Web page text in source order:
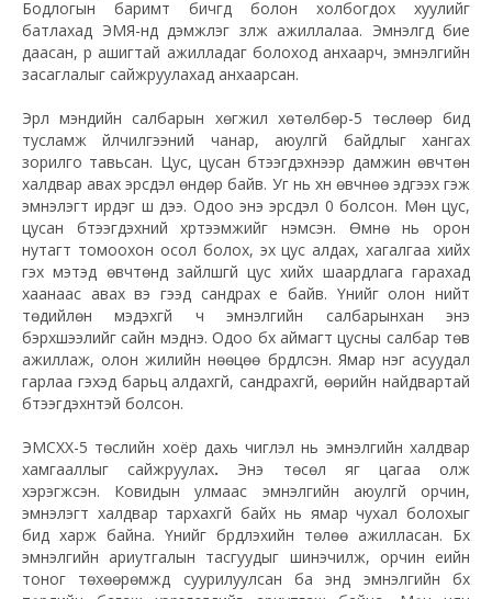
Бодлогын баримт бичгүүд болон холбогдох хуулийг
батлахад ЭМЯ-нд дэмжлэг үзүүлж ажиллалаа. Эмнэлгүүд бие
даасан, үр ашигтай ажилладаг болоход анхаарч, эмнэлгийн
засаглалыг сайжруулахад анхаарсан.
Эрүүл мэндийн салбарын хөгжил хөтөлбөр-5 төслөөр бид
тусламж үйлчилгээний чанар, аюулгүй байдлыг хангах
зорилго тавьсан. Цус, цусан бүтээгдэхүүнээр дамжин өвчтөн
халдвар авах эрсдэл өндөр байв. Уг нь хүн өвчнөө эдгээх гэж
эмнэлэгт ирдэг шүү дээ. Одоо энэ эрсдэл 0 болсон. Мөн цус,
цусан бүтээгдэхүүний хүртээмжийг нэмсэн. Өмнө нь орон
нутагт томоохон осол болох, эх цус алдах, хагалгаа хийх
гэх мэтэд өвчтөнд зайлшгүй цус хийх шаардлага гарахад
хаанаас авах вэ гээд сандрах үе байв. Үүнийг олон нийт
төдийлөн мэдэхгүй ч эмнэлгийн салбарынхан энэ
бэрхшээлийг сайн мэднэ. Одоо бүх аймагт цусны салбар төв
ажиллаж, олон жилийн нөөцөө бүрдүүлсэн. Ямар нэг асуудал
гарлаа гэхэд барьц алдахгүй, сандрахгүй, өөрийн найдвартай
бүтээгдэхүүнтэй болсон.
ЭМСХХ-5 төслийн хоёр дахь чиглэл нь эмнэлгийн халдвар
хамгааллыг сайжруулах. Энэ төсөл яг цагаа олж
хэрэгжсэн. Ковидын улмаас эмнэлгийн аюулгүй орчин,
эмнэлэгт халдвар тархахгүй байх нь ямар чухал болохыг
бид харж байна. Үүнийг бүрдүүлэхийн төлөө ажилласан. Бүх
эмнэлгийн ариутгалын тасгуудыг шинэчилж, орчин үеийн
тоног төхөөрөмжүүд суурилуулсан ба энд эмнэлгийн бүх